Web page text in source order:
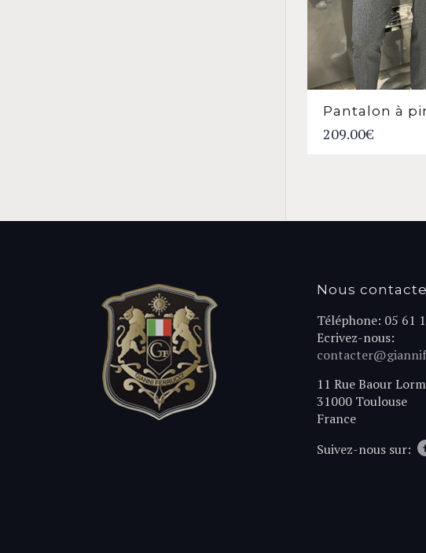
Pantalon à
209.00€
Nous
Téléphone: 05 61
Ecrivez-nous:
11 Rue Baour
31000 Toulouse
France
Suivez-nous sur: